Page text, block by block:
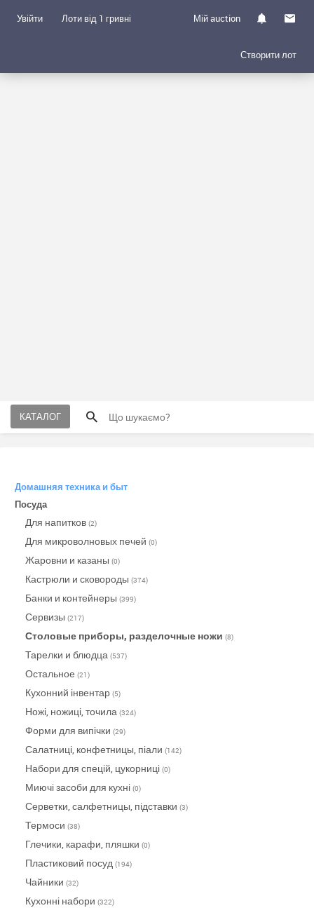
Увійти Лоти від 1 гривні Мій auction
Створити лот
КАТАЛОГ
Домашняя техника и быт
Посуда
Для напитков (2)
Для микроволновых печей (0)
Жаровни и казаны (0)
Кастрюли и сковороды (374)
Банки и контейнеры (399)
Сервизы (217)
Столовые приборы, разделочные ножи (8)
Тарелки и блюдца (537)
Остальное (21)
Кухонний інвентар (5)
Ножі, ножиці, точила (324)
Форми для випічки (29)
Салатниці, конфетницы, піали (142)
Набори для спецій, цукорниці (0)
Миючі засоби для кухні (0)
Серветки, салфетницы, підставки (3)
Термоси (38)
Глечики, карафи, пляшки (0)
Пластиковий посуд (194)
Чайники (32)
Кухонні набори (322)